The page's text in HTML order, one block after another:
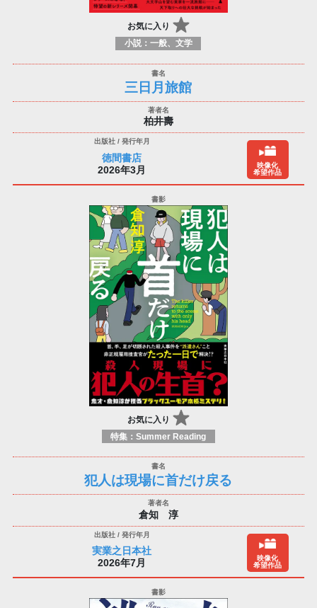
お気に入り
小説：一般、文学
三日月旅館
柏井壽
徳間書店
2026年3月
映像化
希望作品
お気に入り
特集：Summer Reading
犯人は現場に首だけ戻る
倉知 淳
実業之日本社
2026年7月
映像化
希望作品